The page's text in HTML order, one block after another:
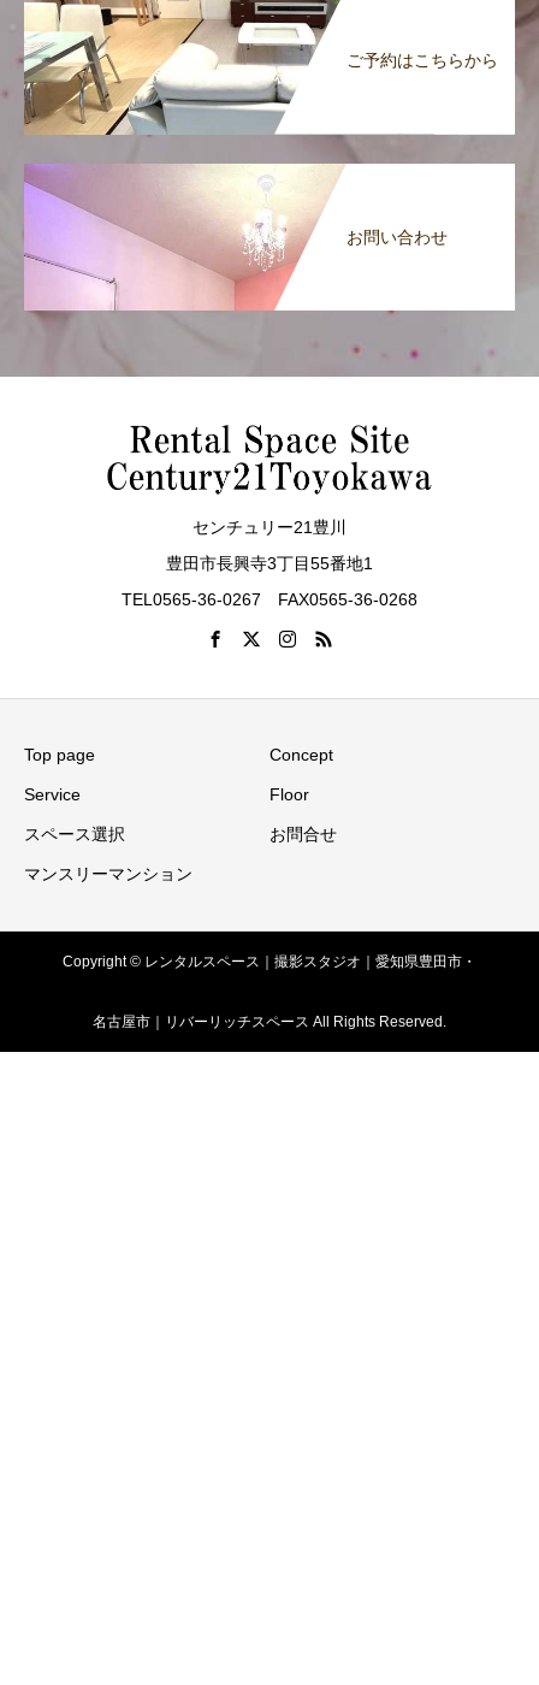
ご予約はこちらから
お問い合わせ
センチュリー21豊川
豊田市長興寺3丁目55番地1
TEL0565-36-0267 FAX0565-36-0268
Top page Concept
Service Floor
スペース選択 お問合せ
マンスリーマンション
Copyright © レンタルスペース｜撮影スタジオ｜愛知県豊田市・
名古屋市｜リバーリッチスペース All Rights Reserved.